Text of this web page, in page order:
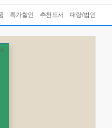
특가할인 추천도서 대량/법인